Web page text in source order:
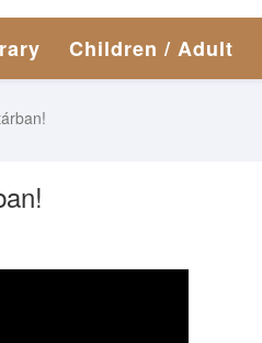
Children / Adult